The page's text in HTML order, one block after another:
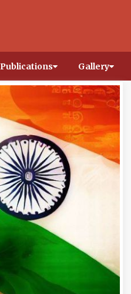
Publications Gallery